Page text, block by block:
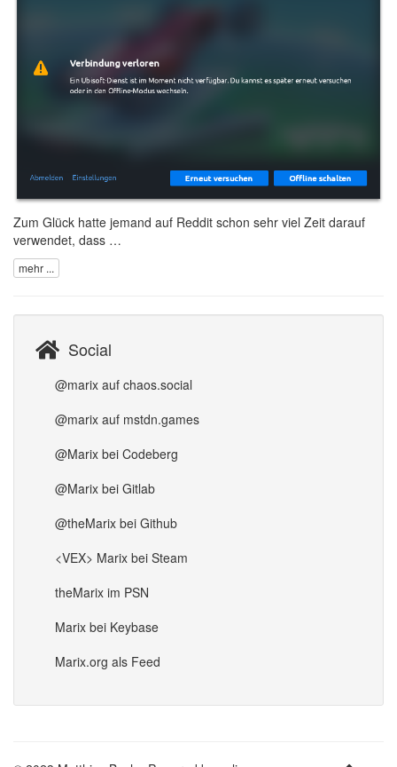
Zum Glück hatte jemand auf Reddit schon sehr viel Zeit darauf
verwendet, dass …
mehr ...
Social
@marix auf chaos.social
@marix auf mstdn.games
@Marix bei Codeberg
@Marix bei Gitlab
@theMarix bei Github
<VEX> Marix bei Steam
theMarix im PSN
Marix bei Keybase
Marix.org als Feed